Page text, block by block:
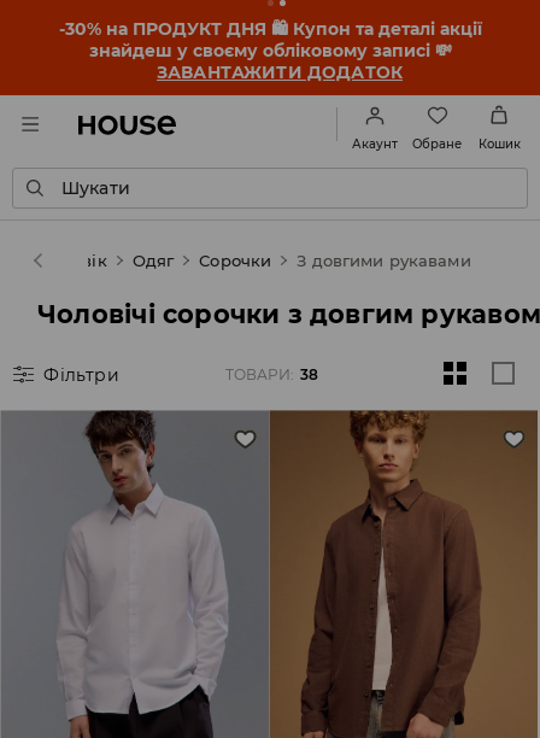
-30% на ПРОДУКТ ДНЯ 🛍️ Купон та деталі акції
знайдеш у своєму обліковому записі 💸
ЗАВАНТАЖИТИ ДОДАТОК
Акаунт Обране Кошик
Шукати
Чоловік Одяг Сорочки З довгими рукавами
Чоловічі сорочки з довгим рукавом
Фільтри ТОВАРИ: 38